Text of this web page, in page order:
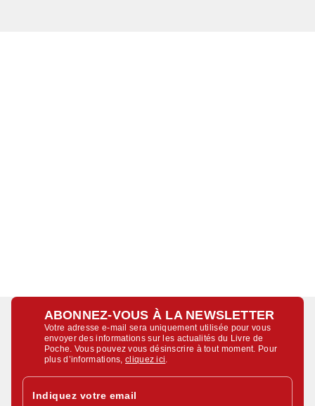
ABONNEZ-VOUS À LA NEWSLETTER
Votre adresse e-mail sera uniquement utilisée pour vous
envoyer des informations sur les actualités du Livre de
Poche. Vous pouvez vous désinscrire à tout moment. Pour
plus d’informations,cliquez ici
Indiquez votre email